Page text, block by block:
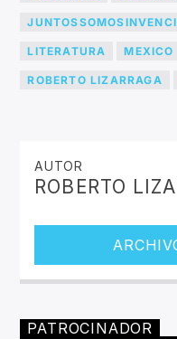
LITERATURA MEXICO
ROBERTO LIZARRAGA
AUTOR
ROBERTO
PATROCINADOR